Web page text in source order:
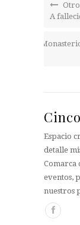
A
Espacio
detalle
Comarca
eventos,
nuestros